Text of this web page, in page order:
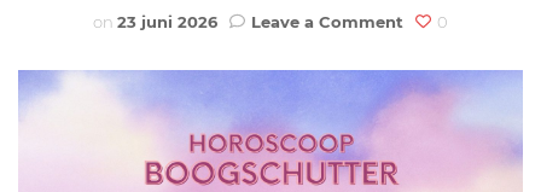
on 23 juni 2026 Leave a Comment on
Boogschutter
23
0